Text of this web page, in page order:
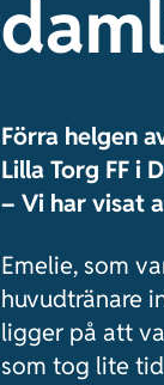
Förra helgen
Lilla Torg FF i
– Vi har visat
Emelie, som
huvudtränare
ligger på att
som tog lite